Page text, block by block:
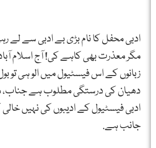
ادبی محفل کا نام بڑی بے ادبی سے لے
مگر معذرت بھی کاہے کی! آج اسلام
زبانوں کے اس فیسٹیول میں الو ہی تو
دھیان کی درستگی مطلوب ہے جناب،
ادبی فیسٹیول کے ادیبوں کی نہیں
جانب ہے.